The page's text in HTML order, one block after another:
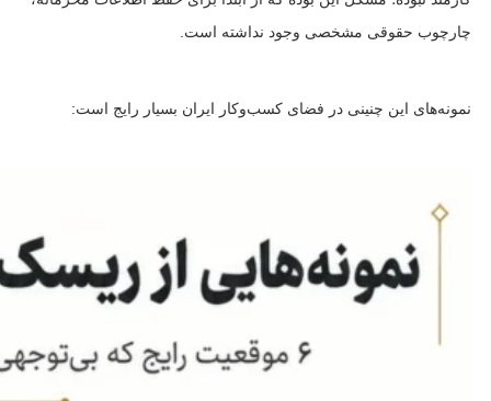
چارچوب حقوقی مشخصی وجود نداشته است.
نمونه‌های این چنینی در فضای کسب‌وکار ایران بسیار رایج است: